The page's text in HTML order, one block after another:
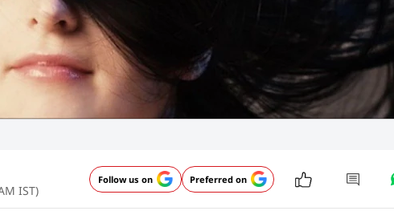
IST)
Follow us on Preferred on